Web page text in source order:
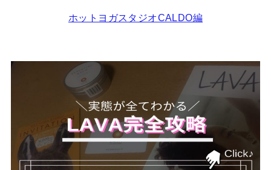
ホットヨガスタジオCALDO編